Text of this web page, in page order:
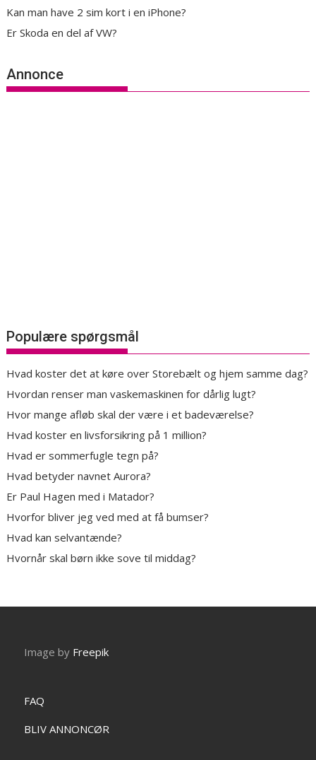
Kan man have 2 sim kort i en iPhone?
Er Skoda en del af VW?
Annonce
Populære spørgsmål
Hvad koster det at køre over Storebælt og hjem samme dag?
Hvordan renser man vaskemaskinen for dårlig lugt?
Hvor mange afløb skal der være i et badeværelse?
Hvad koster en livsforsikring på 1 million?
Hvad er sommerfugle tegn på?
Hvad betyder navnet Aurora?
Er Paul Hagen med i Matador?
Hvorfor bliver jeg ved med at få bumser?
Hvad kan selvantænde?
Hvornår skal børn ikke sove til middag?
Image by Freepik
FAQ
BLIV ANNONCØR